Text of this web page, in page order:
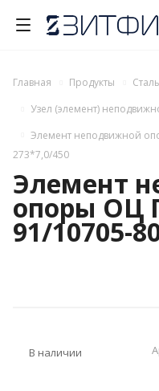
Главная Продукты
Узел (элемент)
Элемент неподвижной
273*7,0/450
Элемент
опоры ОЦ
91/10705-
В наличии